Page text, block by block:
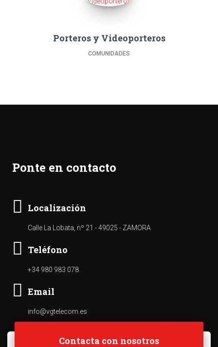
Porteros y Videoporteros
COMUNIDADES
Ponte en contacto
Localización
Calle La Lobata, nº 21 - 49025 - ZAMORA
Teléfono
+34 980 983 078
Email
info@vgtelecom.es
Contacta con nosotros